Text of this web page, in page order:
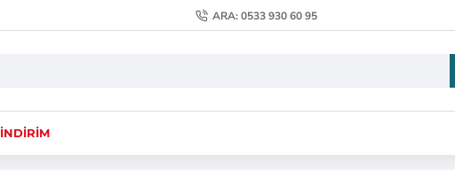
ARA: 0533 930 60 95
İNDIRIM